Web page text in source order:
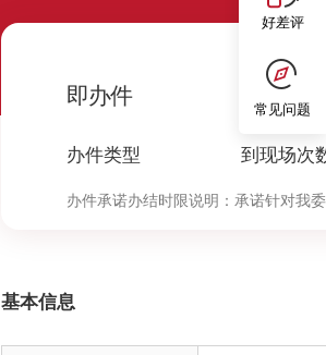
即办件
办件类型
0
到现场次
办件承诺办结时限说明： 承诺针对我
基本信息
好差评
常见问题